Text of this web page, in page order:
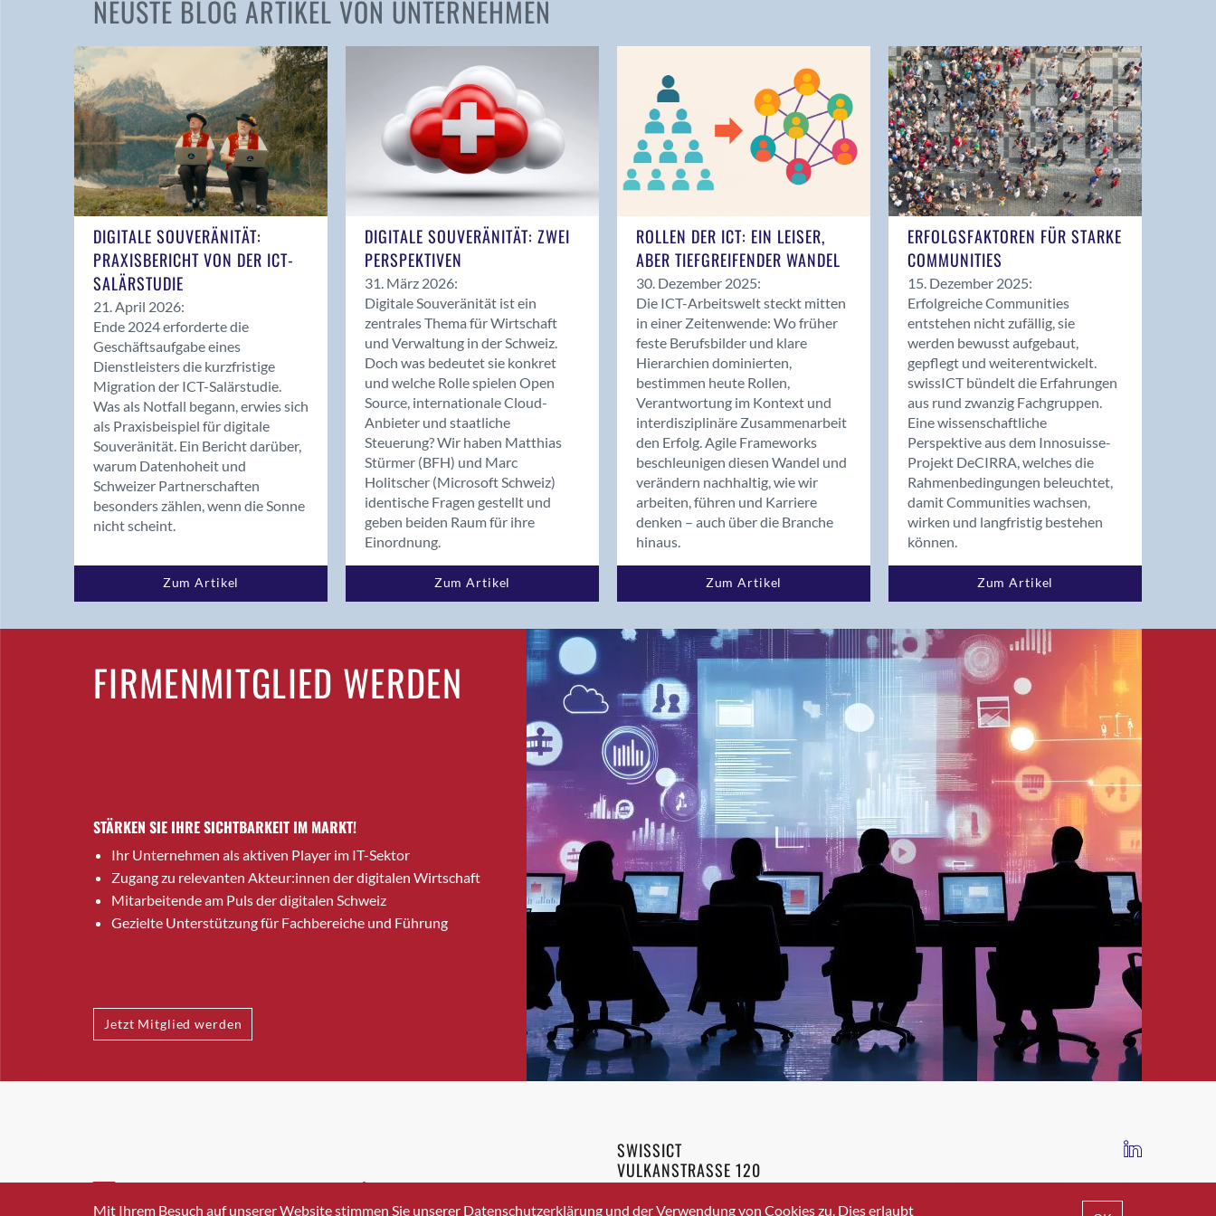
Andelfingen
Balsthal
Balzers
Bassersdorf
Benken (SG)
Bergdietikon
Bern - Liebefeld
Bolligen
Bonaduz
Bonstetten
Bottighofen
Bremgarten bei Bern
Brig-Glis
Bronschhofen
Brugg AG
Brütten
Bubendorf
Buchs (SG)
Bäretswil
Bülach
Cazis
Cham
Davos Platz
Davos Platz 1
NEUSTE BLOG ARTIKEL VON UNTERNEHMEN
DIGITALE SOUVERÄNITÄT:
PRAXISBERICHT VON DER ICT-
SALÄRSTUDIE
21. April 2026:
Ende 2024 erforderte die
Geschäftsaufgabe eines
Dienstleisters die kurzfristige
Migration der ICT-Salärstudie.
Was als Notfall begann, erwies sich
als Praxisbeispiel für digitale
Souveränität. Ein Bericht darüber,
warum Datenhoheit und
Schweizer Partnerschaften
besonders zählen, wenn die Sonne
nicht scheint.
Zum Artikel
DIGITALE SOUVERÄNITÄT: ZWEI
PERSPEKTIVEN
31. März 2026:
Digitale Souveränität ist ein
zentrales Thema für Wirtschaft
und Verwaltung in der Schweiz.
Doch was bedeutet sie konkret
und welche Rolle spielen Open
Source, internationale Cloud-
Anbieter und staatliche
Steuerung? Wir haben Matthias
Stürmer (BFH) und Marc
Holitscher (Microsoft Schweiz)
identische Fragen gestellt und
geben beiden Raum für ihre
Einordnung.
Zum Artikel
ROLLEN DER ICT: EIN LEISER,
ABER TIEFGREIFENDER WANDEL
30. Dezember 2025:
Die ICT-Arbeitswelt steckt mitten
in einer Zeitenwende: Wo früher
feste Berufsbilder und klare
Hierarchien dominierten,
bestimmen heute Rollen,
Verantwortung im Kontext und
interdisziplinäre Zusammenarbeit
den Erfolg. Agile Frameworks
beschleunigen diesen Wandel und
verändern nachhaltig, wie wir
arbeiten, führen und Karriere
denken – auch über die Branche
hinaus.
Zum Artikel
ERFOLGSFAKTOREN FÜR STARKE
COMMUNITIES
15. Dezember 2025:
Erfolgreiche Communities
entstehen nicht zufällig, sie
werden bewusst aufgebaut,
gepflegt und weiterentwickelt.
swissICT bündelt die Erfahrungen
aus rund zwanzig Fachgruppen.
Eine wissenschaftliche
Perspektive aus dem Innosuisse-
Projekt DeCIRRA, welches die
Rahmenbedingungen beleuchtet,
damit Communities wachsen,
wirken und langfristig bestehen
können.
Zum Artikel
FIRMENMITGLIED WERDEN
STÄRKEN SIE IHRE SICHTBARKEIT IM MARKT!
Ihr Unternehmen als aktiven Player im IT-Sektor
Zugang zu relevanten Akteur:innen der digitalen Wirtschaft
Mitarbeitende am Puls der digitalen Schweiz
Gezielte Unterstützung für Fachbereiche und Führung
Jetzt Mitglied werden
INFO@SWISSICT.CH +41 43 336 40 20
SWISSICT
VULKANSTRASSE 120
8048 ZURICH
IMPRESSUM DATENSCHUTZ AGB
Mit Ihrem Besuch auf unserer Website stimmen Sie unserer Datenschutzerklärung und der Verwendung von Cookies zu. Dies erlaubt